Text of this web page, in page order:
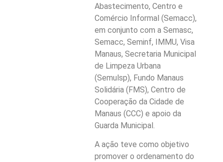
Abastecimento, Centro e
Comércio Informal (Semacc),
em conjunto com a Semasc,
Semacc, Seminf, IMMU, Visa
Manaus, Secretaria Municipal
de Limpeza Urbana
(Semulsp), Fundo Manaus
Solidária (FMS), Centro de
Cooperação da Cidade de
Manaus (CCC) e apoio da
Guarda Municipal.
A ação teve como objetivo
promover o ordenamento do